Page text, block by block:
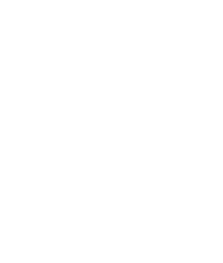
à lista de desejos